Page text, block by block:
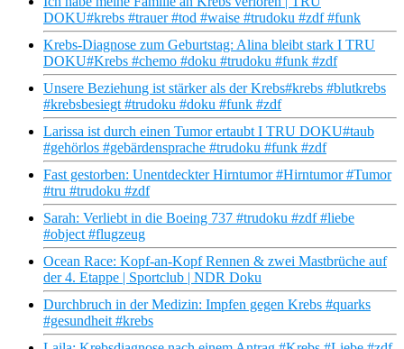
DOKU#krebs #trauer #tod #waise #trudoku #zdf #funk
Krebs-Diagnose zum Geburtstag: Alina bleibt stark I TRU
DOKU#Krebs #chemo #doku #trudoku #funk #zdf
Unsere Beziehung ist stärker als der Krebs#krebs #blutkrebs
#krebsbesiegt #trudoku #doku #funk #zdf
Larissa ist durch einen Tumor ertaubt I TRU DOKU#taub
#gehörlos #gebärdensprache #trudoku #funk #zdf
Fast gestorben: Unentdeckter Hirntumor #Hirntumor #Tumor
#tru #trudoku #zdf
Sarah: Verliebt in die Boeing 737 #trudoku #zdf #liebe
#object #flugzeug
Ocean Race: Kopf-an-Kopf Rennen & zwei Mastbrüche auf
der 4. Etappe | Sportclub | NDR Doku
Durchbruch in der Medizin: Impfen gegen Krebs #quarks
#gesundheit #krebs